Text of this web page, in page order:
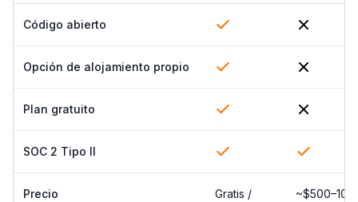
Código abierto
Opción de alojamiento propio
Plan gratuito
SOC 2 Tipo II
Precio
Gratis /